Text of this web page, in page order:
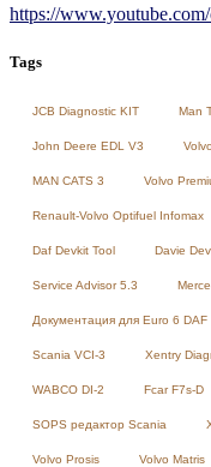
https://
Tags
JCB Diagnostic KIT Man
John Deere EDL V3
MAN CATS 3 Volvo
Renault-Volvo Optifuel Infomax
Daf Devkit Tool Davie
Service Advisor 5.3
Документация для Euro 6 DAF
Scania VCI-3 Xentry
WABCO DI-2 Fcar F7s-D
SOPS редактор Scania
Volvo Prosis Volvo Matris